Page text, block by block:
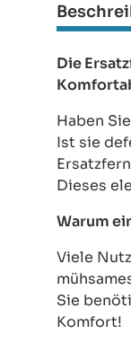
Die
Haben
Ist sie
Dieses
Warum
Viele
Sie
Komfort!